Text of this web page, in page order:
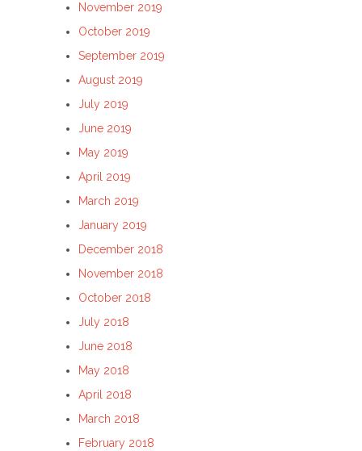
November 2019
October 2019
September 2019
August 2019
July 2019
June 2019
May 2019
April 2019
March 2019
January 2019
December 2018
November 2018
October 2018
July 2018
June 2018
May 2018
April 2018
March 2018
February 2018